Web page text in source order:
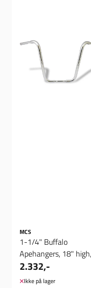
MCS
1-1/4" Buffalo
Apehangers, 18" high,
2.332,-
Ikke på lager